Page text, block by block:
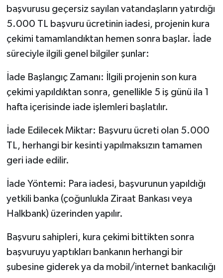
başvurusu geçersiz sayılan vatandaşların yatırdığı
5.000 TL başvuru ücretinin iadesi, projenin kura
çekimi tamamlandıktan hemen sonra başlar. İade
süreciyle ilgili genel bilgiler şunlar:
İade Başlangıç Zamanı: İlgili projenin son kura
çekimi yapıldıktan sonra, genellikle 5 iş günü ila 1
hafta içerisinde iade işlemleri başlatılır.
İade Edilecek Miktar: Başvuru ücreti olan 5.000
TL, herhangi bir kesinti yapılmaksızın tamamen
geri iade edilir.
İade Yöntemi: Para iadesi, başvurunun yapıldığı
yetkili banka (çoğunlukla Ziraat Bankası veya
Halkbank) üzerinden yapılır.
Başvuru sahipleri, kura çekimi bittikten sonra
başvuruyu yaptıkları bankanın herhangi bir
şubesine giderek ya da mobil/internet bankacılığı